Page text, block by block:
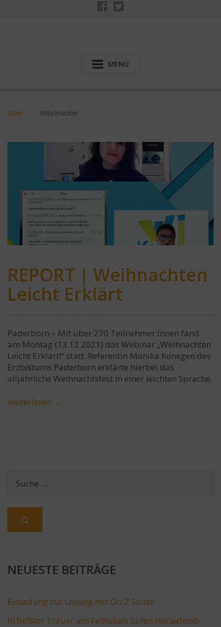
MENÜ
Start Miteinander
REPORT | Weihnachten
Leicht Erklärt
Paderborn – Mit über 270 Teilnehmer:innen fand
am Montag (13.12.2021) das Webinar „Weihnachten
Leicht Erklärt!“ statt. Referentin Monika Konegen des
Erzbistums Paderborn erklärte hierbei das
alljährliche Weihnachtsfest in einer leichten Sprache.
weiterlesen →
NEUESTE BEITRÄGE
Einladung zur Lesung mit Ori Z Soltes
In tiefster Trauer um Fethullah Gülen Hocaefendi